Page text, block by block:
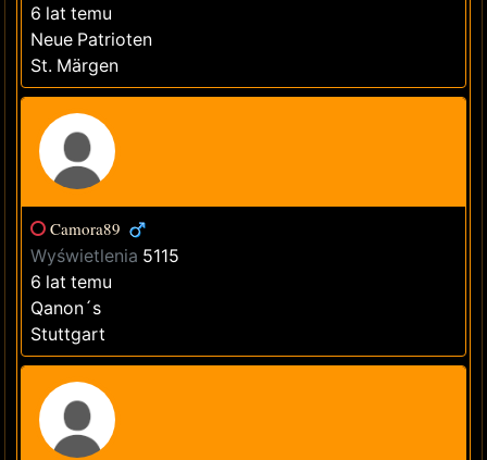
6 lat temu
Neue Patrioten
St. Märgen
Camora89
Wyświetlenia 5115
6 lat temu
Qanon´s
Stuttgart